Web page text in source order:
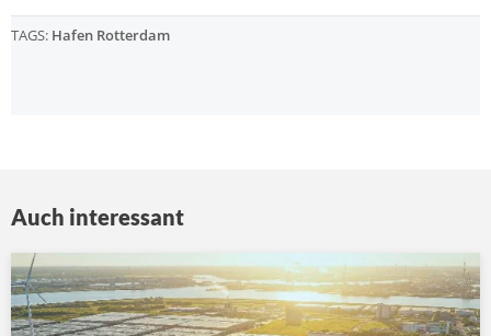
TAGS: Hafen Rotterdam
Auch interessant